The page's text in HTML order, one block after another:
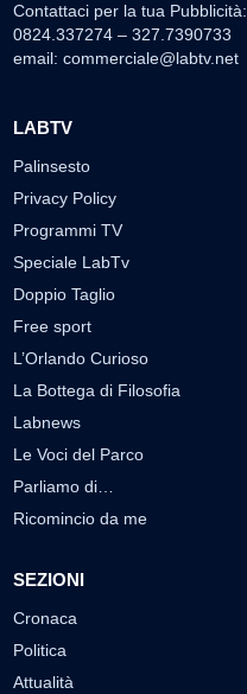
Contattaci per la tua Pubblicità:
0824.337274 – 327.7390733
email: commerciale@labtv.net
LABTV
Palinsesto
Privacy Policy
Programmi TV
Speciale LabTv
Doppio Taglio
Free sport
L’Orlando Curioso
La Bottega di Filosofia
Labnews
Le Voci del Parco
Parliamo di…
Ricomincio da me
SEZIONI
Cronaca
Politica
Attualità